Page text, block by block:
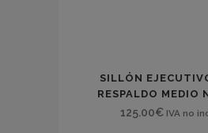
SILLÓN
RESPALDO MEDIO
125.00€ IVA no